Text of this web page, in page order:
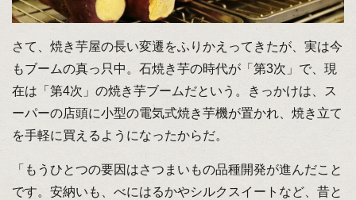
さて、焼き芋屋の長い変遷をふりかえってきたが、実は今
もブームの真っ只中。石焼き芋の時代が「第3次」で、現
在は「第4次」の焼き芋ブームだという。きっかけは、ス
ーパーの店頭に小型の電気式焼き芋機が置かれ、焼き立て
を手軽に買えるようになったからだ。
「もうひとつの要因はさつまいもの品種開発が進んだこと
です。安納いも、べにはるかやシルクスイートなど、昔と